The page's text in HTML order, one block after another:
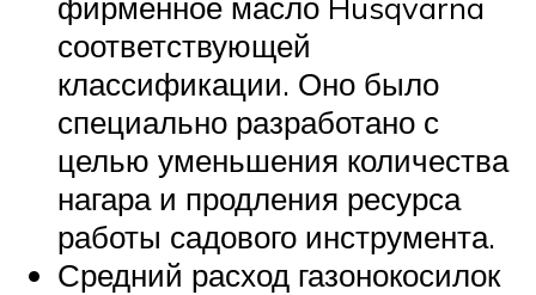
соответствующей
классификации. Оно было
специально разработано с
целью уменьшения количества
нагара и продления ресурса
работы садового инструмента.
Средний расход газонокосилок